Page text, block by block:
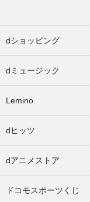
dショッピング
dミュージック
Lemino
dヒッツ
dアニメストア
ドコモスポーツくじ